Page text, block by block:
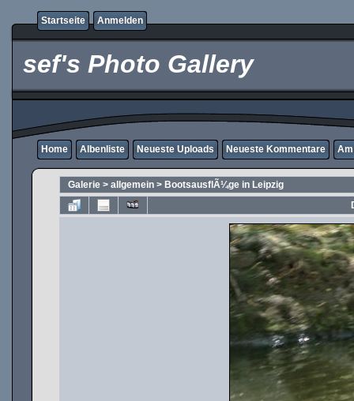
Startseite Anmelden
sef's Photo Gallery
Home Albenliste Neueste Uploads Neueste Kommentare
Galerie > allgemein > BootsausflÃ¼ge in Leipzig